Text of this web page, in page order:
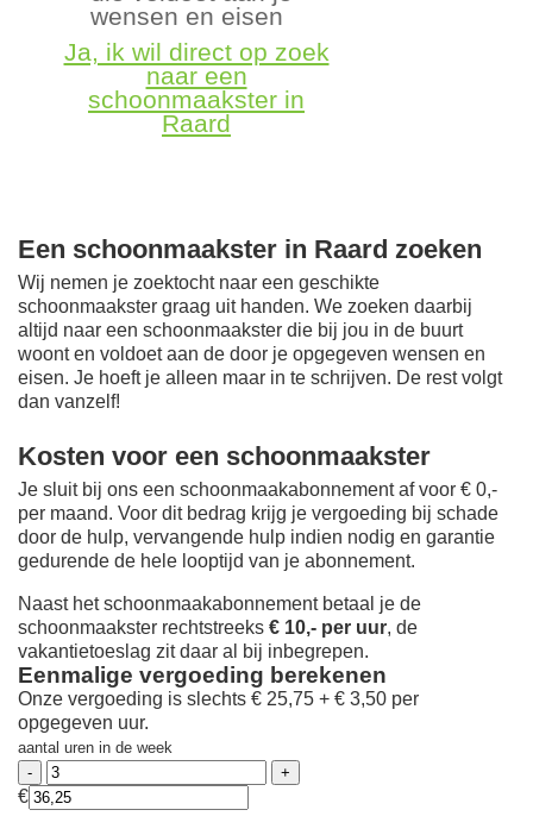
wensen en eisen
Ja, ik wil direct op zoek
naar een
schoonmaakster in
Raard
Een schoonmaakster in Raard zoeken
Wij nemen je zoektocht naar een geschikte
schoonmaakster graag uit handen. We zoeken daarbij
altijd naar een schoonmaakster die bij jou in de buurt
woont en voldoet aan de door je opgegeven wensen en
eisen. Je hoeft je alleen maar in te schrijven. De rest volgt
dan vanzelf!
Kosten voor een schoonmaakster
Je sluit bij ons een schoonmaakabonnement af voor € 0,-
per maand. Voor dit bedrag krijg je vergoeding bij schade
door de hulp, vervangende hulp indien nodig en garantie
gedurende de hele looptijd van je abonnement.
Naast het schoonmaakabonnement betaal je de
schoonmaakster rechtstreeks € 10,- per uur, de
vakantietoeslag zit daar al bij inbegrepen.
Eenmalige vergoeding berekenen
Onze vergoeding is slechts € 25,75 + € 3,50 per
opgegeven uur.
aantal uren in de week
€